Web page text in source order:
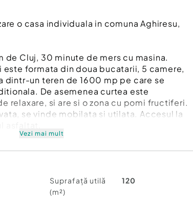
o casa individuala in comuna Aghiresu,
de Cluj, 30 minute de mers cu masina.
este formata din doua bucatarii, 5 camere,
dintr-un teren de 1600 mp pe care se
De asemenea curtea este
relaxare, si are si o zona cu pomi fructiferi.
se vinde mobilata si utilata. Accesul la
si pentru schimb cu imobil, apartament
Vezi mai mult
Suprafață utilă
(m²)
120